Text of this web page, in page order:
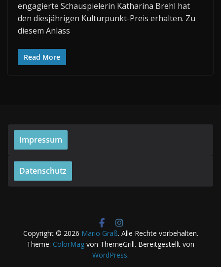
engagierte Schauspielerin Katharina Brehl hat
den diesjährigen Kulturpunkt-Preis erhalten. Zu
diesem Anlass
Read More
Impressum
Datenschutz
Copyright © 2026 Mario Graß. Alle Rechte vorbehalten.
Theme: ColorMag von ThemeGrill. Bereitgestellt von
WordPress.